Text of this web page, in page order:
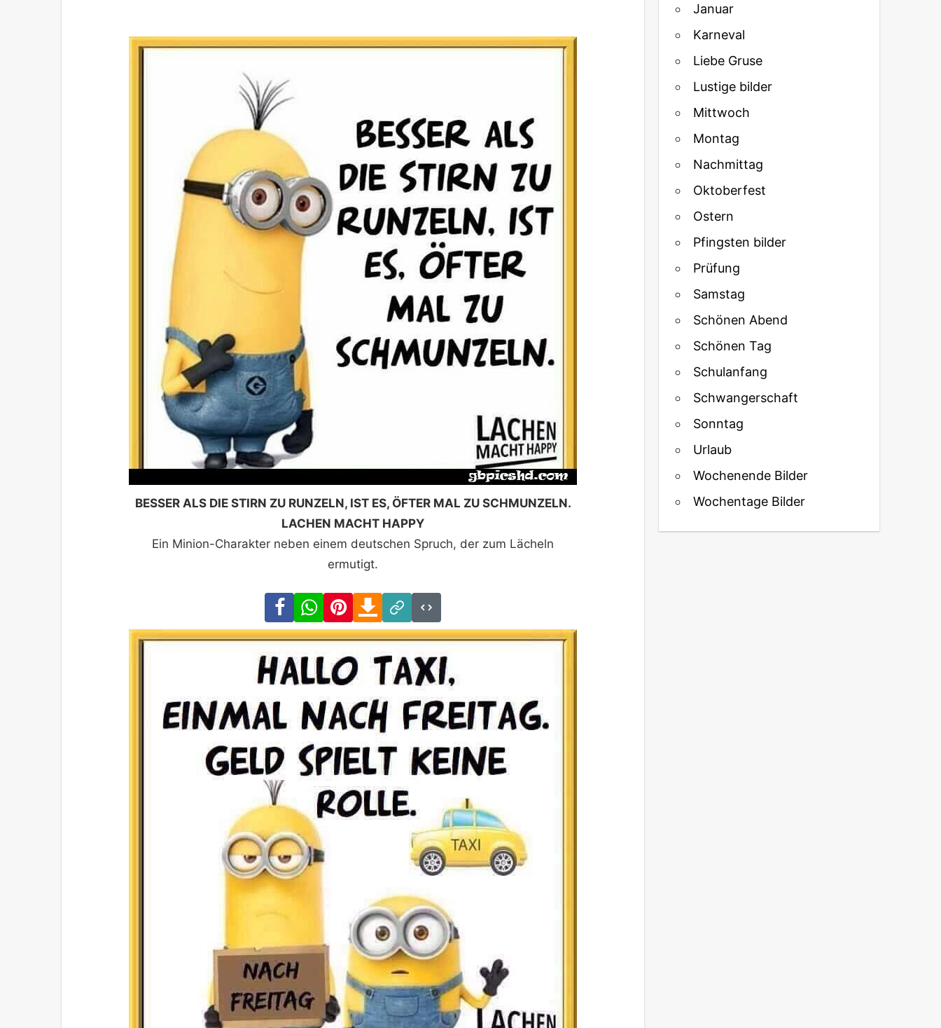
BESSER ALS DIE STIRN ZU RUNZELN, IST ES, ÖFTER MAL ZU SCHMUNZELN.
LACHEN MACHT HAPPY
Ein Minion-Charakter neben einem deutschen Spruch, der zum Lächeln
ermutigt.
FacebookWhatsAppPinterestDownload
Link
Januar
Karneval
Liebe Gruse
Lustige bilder
Mittwoch
Montag
Nachmittag
Oktoberfest
Ostern
Pfingsten bilder
Prüfung
Samstag
Schönen Abend
Schönen Tag
Schulanfang
Schwangerschaft
Sonntag
Urlaub
Wochenende Bilder
Wochentage Bilder